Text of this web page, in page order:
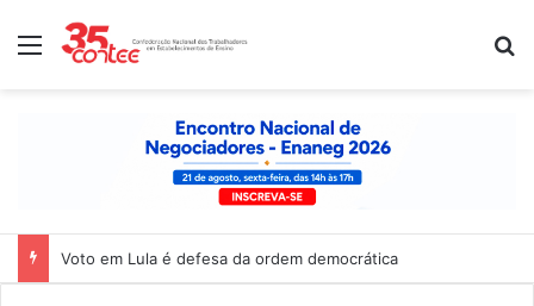
Menu
Voto em Lula é defesa da ordem democrática